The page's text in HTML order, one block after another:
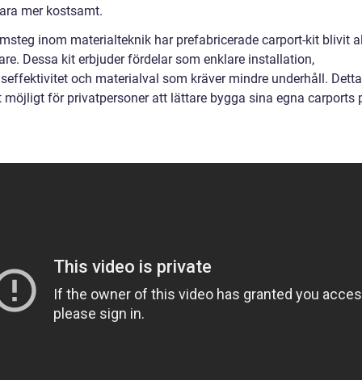
mer kostsamt.
inom materialteknik har prefabricerade carport-kit blivit
Dessa kit erbjuder fördelar som enklare installation,
och materialval som kräver mindre underhåll.
möjligt för privatpersoner att lättare bygga sina egna carports